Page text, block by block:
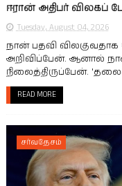
ஈரான் அதிபர் விலகப்
Tuesday, August 04, 2026
நான் பதவி
அறிவிப்பேன். ஆனால்
நிலைத்திருப்பேன்.
READ MORE
சர்வதேசம்